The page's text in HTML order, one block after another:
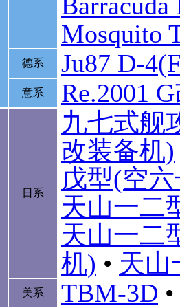
Mosquito
德系 Ju87 D-
意系 Re.2001
日系
九七式舰
改装备机)
戊型(空
天山一二
天山一二
机) • 天山
美系 TBM-3D •